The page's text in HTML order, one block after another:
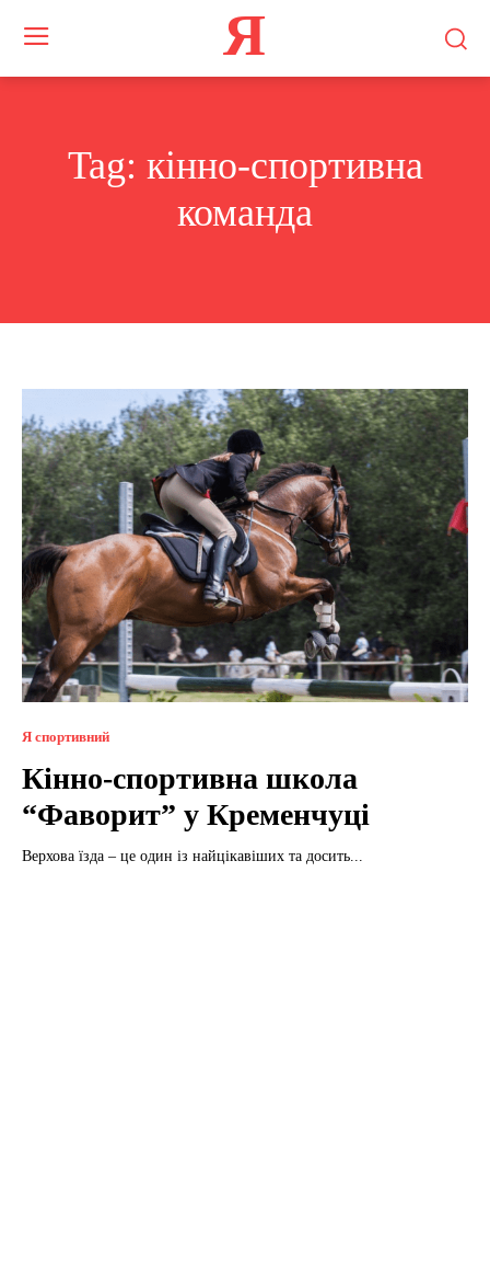
Я
Tag: кінно-спортивна
команда
Я спортивний
Кінно-спортивна школа
“Фаворит” у Кременчуці
Верхова їзда – це один із найцікавіших та досить...